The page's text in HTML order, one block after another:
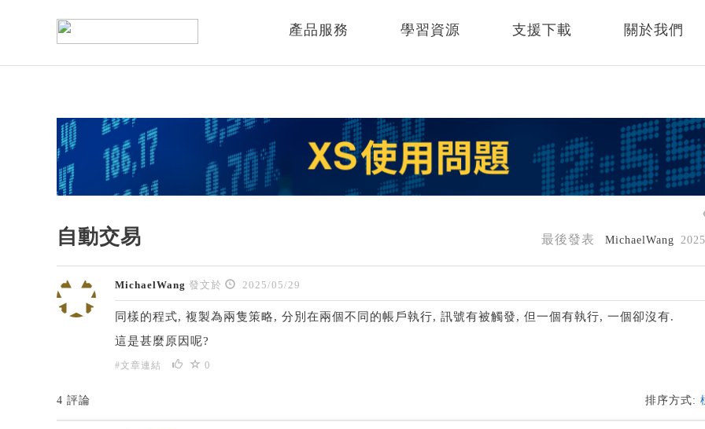
產品服務 學習資源 支援下載 關於我們
自動交易 最後發表 MichaelWang
MichaelWang 發文於 2025/05/29
同樣的程式, 複製為兩隻策略, 分別在兩個不同的帳戶執行, 訊號有被觸發, 但一個有執行, 一個卻沒有.
這是甚麼原因呢?
#文章連結 0
4 評論 排序方式: